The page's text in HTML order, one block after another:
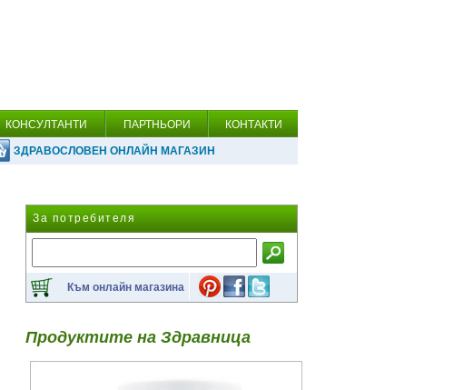
КОНСУЛТАНТИ ПАРТНЬОРИ КОНТАКТИ
ЗДРАВОСЛОВЕН ОНЛАЙН МАГАЗИН
За потребителя
Към онлайн магазина
Продуктите на Здравница